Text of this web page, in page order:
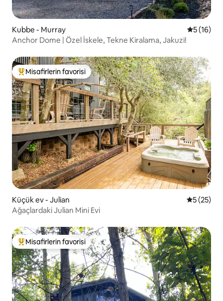
Kubbe - Murray 55 (16)
Anchor Dome | Özel İskele, Tekne Kiralama, Jakuzi!
Misafirlerin favorilerinden en beğenilenler arasında
Misafirlerin favorisi
Küçük ev - Julian 55 (25)
Ağaçlardaki Julian Mini Evi
Misafirlerin favorilerinden en beğenilenler arasında
Misafirlerin favorisi